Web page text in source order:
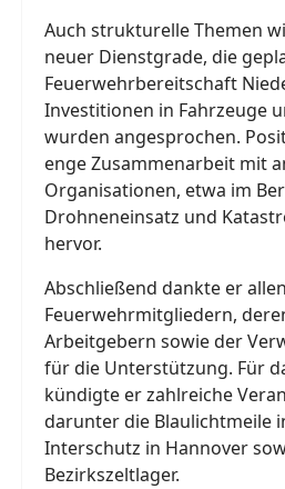
Auch strukturelle Themen
neuer Dienstgrade, die
Feuerwehrbereitschaft
Investitionen in Fahrzeuge
wurden angesprochen.
enge Zusammenarbeit mit
Organisationen, etwa im
Drohneneinsatz und
hervor.
Abschließend dankte er allen
Feuerwehrmitgliedern,
Arbeitgebern sowie der
für die Unterstützung. Für
kündigte er zahlreiche
darunter die Blaulichtmeile
Interschutz in Hannover
Bezirkszeltlager.